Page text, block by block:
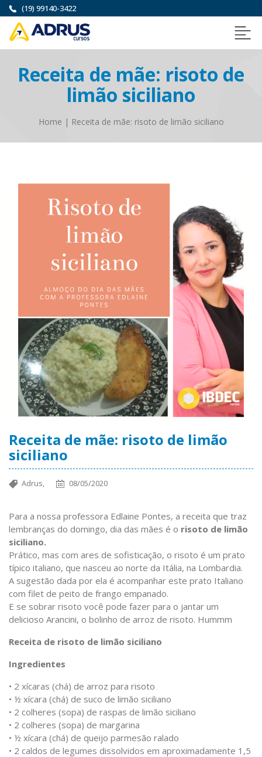
(19) 99140-3422
Receita de mãe: risoto de
limão siciliano
Home | Receita de mãe: risoto de limão siciliano
Receita de mãe: risoto de limão
siciliano
Adrus, 08/05/2020
Para a nossa professora Edlaine Pontes, a receita que traz
lembranças do domingo, dia das mães é o risoto de limão
siciliano.
Prático, mas com ares de sofisticação, o risoto é um prato
típico italiano, que nasceu ao norte da Itália, na Lombardia.
A sugestão dada por ela é acompanhar este prato Italiano
com filet de peito de frango empanado.
E se sobrar risoto você pode fazer para o jantar um
delicioso Arancini, o bolinho de arroz de risoto. Hummm
Receita de risoto de limão siciliano
Ingredientes
• 2 xícaras (chá) de arroz para risoto
• ½ xícara (chá) de suco de limão siciliano
• 2 colheres (sopa) de raspas de limão siciliano
• 2 colheres (sopa) de margarina
• ½ xícara (chá) de queijo parmesão ralado
• 2 caldos de legumes dissolvidos em aproximadamente 1,5